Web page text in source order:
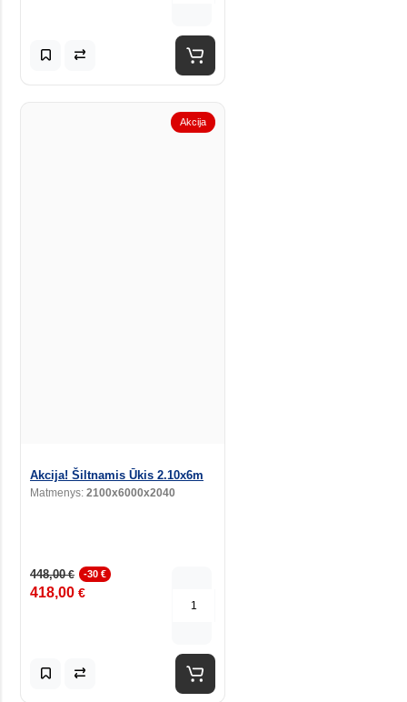
Akcija
Akcija! Šiltnamis Ūkis 2.10x6m
Matmenys: 2100x6000x2040
448,00€ -30 €
418,00 €